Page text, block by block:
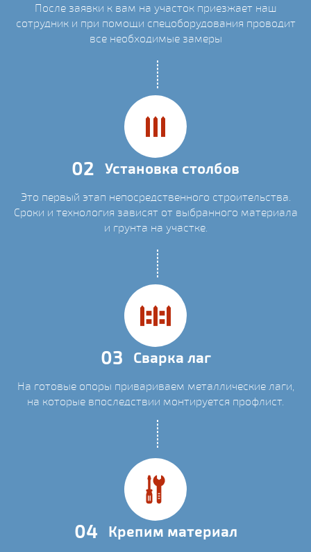
После заявки к вам на участок приезжает наш
сотрудник и при помощи спецоборудования проводит
все необходимые замеры
02 Установка столбов
Это первый этап непосредственного строительства.
Сроки и технология зависят от выбранного материала
и грунта на участке.
03 Сварка лаг
На готовые опоры привариваем металлические лаги,
на которые впоследствии монтируется профлист.
04 Крепим материал